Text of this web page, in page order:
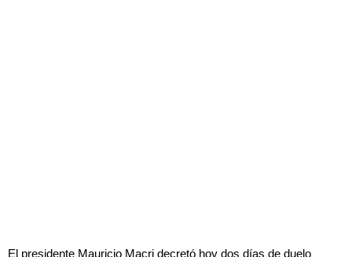
El presidente Mauricio Macri decretó hoy dos días de duelo